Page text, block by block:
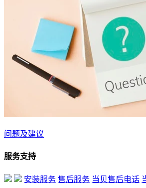
问题及建议
服务支持
安装服务 售后服务 当贝售后电话